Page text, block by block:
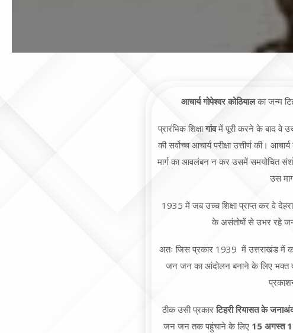
आचार्य गोपेश्वर कोठियालका जन्म
प्रारंभिक शिक्षागांवमें पूरी करने के बाद वे
की सर्वोच्च आचार्य परीक्षा उत्तीर्ण की।
मार्ग का आवलंबन न कर उसमें समयोचित
उस
1935 में जब उच्च शिक्षा प्राप्त कर वे
के असंतोषों से उभर रहे
अतः जिस प्रकार 1939 में उत्तराखंड में
जन जन का आंदोलन बनाने के लिए भक्त
ठीक उसी प्रकारटिहरी रियासत के
जन जन तक पहुंचाने के लिए 15 अगस्त